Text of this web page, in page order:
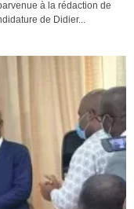
à la rédaction de
de Didier...